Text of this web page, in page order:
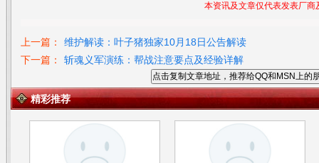
本资讯及文章仅代表发表厂
上一篇：
维护解读：叶子猪独家10月18日公告解读
下一篇：
斩魂义军演练：帮战注意要点及经验详解
点击复制文章地址，推荐给QQ和MSN上的
精彩推荐